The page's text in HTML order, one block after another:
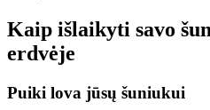
Kaip išlaikyti savo
erdvėje
Puiki lova jūsų šuniukui